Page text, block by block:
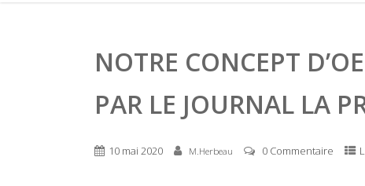
NOTRE CONCEPT
PAR LE JOURNAL LA
10 mai 2020 M.Herbeau 0 Commentaire